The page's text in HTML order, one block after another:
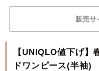
販売サ
【UNIQLO値下げ
ドワンピース(半袖)